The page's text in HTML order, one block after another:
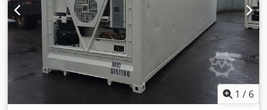
1 / 6